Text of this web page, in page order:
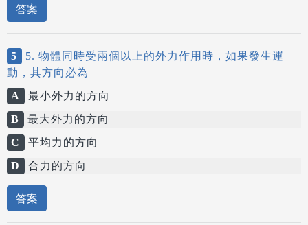
答案
5
5. 物體同時受兩個以上的外力作用時，如果發生運
動，其方向必為
A
最小外力的方向
B
最大外力的方向
C
平均力的方向
D
合力的方向
答案